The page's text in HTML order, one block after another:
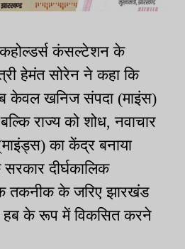
कंसल्टेशन के
हेमंत सोरेन ने कहा कि
केवल खनिज संपदा (माइंस)
राज्य को शोध, नवाचार
का केंद्र बनाया
दीर्घकालिक
के जरिए झारखंड
हब के रूप में विकसित करने